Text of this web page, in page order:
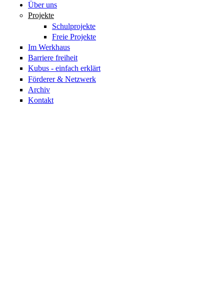
Über uns
Projekte
Schulprojekte
Freie Projekte
Im Werkhaus
Barriere freiheit
Kubus - einfach erklärt
Förderer & Netzwerk
Archiv
Kontakt